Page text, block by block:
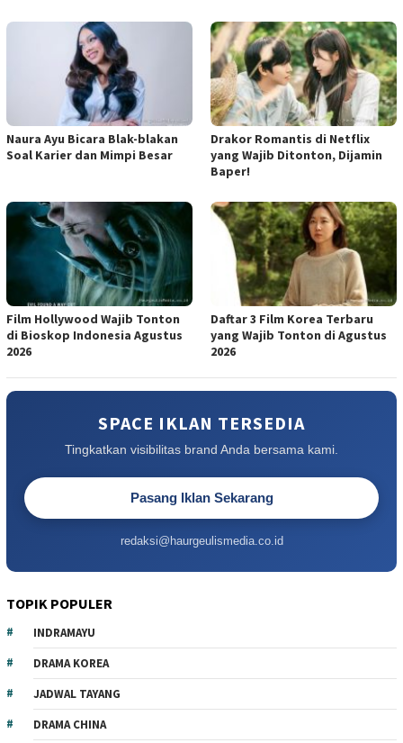
Naura Ayu Bicara Blak-blakan
Soal Karier dan Mimpi Besar
Drakor Romantis di Netflix
yang Wajib Ditonton, Dijamin
Baper!
Film Hollywood Wajib Tonton
di Bioskop Indonesia Agustus
2026
Daftar 3 Film Korea Terbaru
yang Wajib Tonton di Agustus
2026
SPACE IKLAN TERSEDIA
Tingkatkan visibilitas brand Anda bersama kami.
Pasang Iklan Sekarang
redaksi@haurgeulismedia.co.id
TOPIK POPULER
INDRAMAYU
DRAMA KOREA
JADWAL TAYANG
DRAMA CHINA